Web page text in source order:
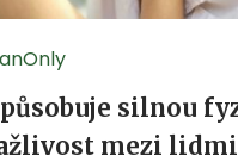
silnou
mezi lidmi